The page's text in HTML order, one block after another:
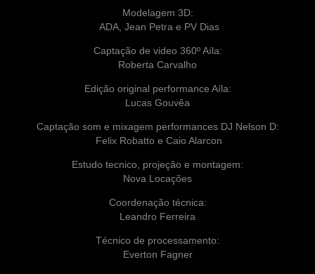
Modelagem 3D:
ADA, Jean Petra e PV Dias
Captação de video 360º Aíla:
Roberta Carvalho
Edição original performance Aíla:
Lucas Gouvêa
Captação som e mixagem performances DJ Nelson D:
Felix Robatto e Caio Alarcon
Estudo tecnico, projeção e montagem:
Nova Locações
Coordenação técnica:
Leandro Ferreira
Técnico de processamento:
Everton Fagner